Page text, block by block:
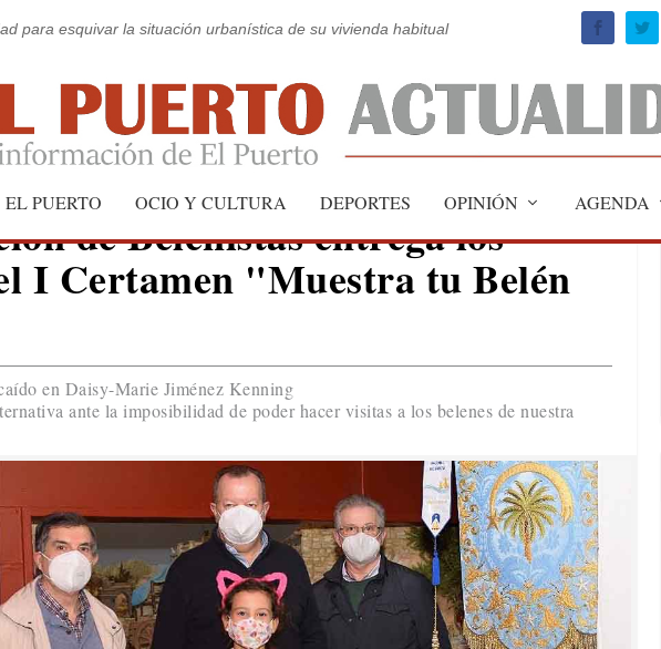
para esquivar la situación urbanística de su vivienda habitual
EL PUERTO OCIO Y CULTURA DEPORTES OPINIÓN AGENDA
de Belenistas entrega los
I Certamen "Muestra tu Belén
en Daisy-Marie Jiménez Kenning
ante la imposibilidad de poder hacer visitas a los belenes de nuestra